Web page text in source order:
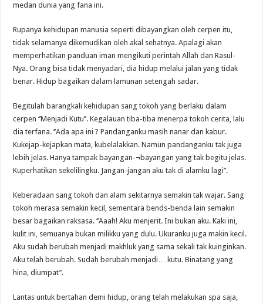
medan dunia yang fana ini.
Rupanya kehidupan manusia seperti dibayangkan oleh cerpen itu,
tidak selamanya dikemudikan oleh akal sehatnya. Apalagi akan
memperhatikan panduan iman mengikuti perintah Allah dan Rasul-
Nya. Orang bisa tidak menyadari, dia hidup melalui jalan yang tidak
benar. Hidup bagaikan dalam lamunan setengah sadar.
Begitulah barangkali kehidupan sang tokoh yang berlaku dalam
cerpen ‘’Menjadi Kutu’’. Kegalauan tiba-tiba menerpa tokoh cerita, lalu
dia terfana. ‘’Ada apa ini ? Pandanganku masih nanar dan kabur.
Kukejap-kejapkan mata, kubelalakkan. Namun pandanganku tak juga
lebih jelas. Hanya tampak bayangan-¬bayangan yang tak begitu jelas.
Kuperhatikan sekelilingku. Jangan-jangan aku tak di alamku lagi’’.
Keberadaan sang tokoh dan alam sekitarnya semakin tak wajar. Sang
tokoh merasa semakin kecil, sementara bends-benda lain semakin
besar bagaikan raksasa. ‘’Aaah! Aku menjerit. Ini bukan aku. Kaki ini,
kulit ini, semuanya bukan milikku yang dulu. Ukuranku juga makin kecil.
Aku sudah berubah menjadi makhluk yang sama sekali tak kuinginkan.
Aku telah berubah. Sudah berubah menjadi… kutu. Binatang yang
hina, diumpat’’.
Lantas untuk bertahan demi hidup, orang telah melakukan spa saja,